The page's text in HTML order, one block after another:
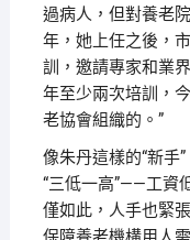
過病人，但對養老
年，她上任之後，
訓，邀請專家和業
年至少兩次培訓，
老協會組織的。”
像朱丹這樣的“新手
“三低一高”——工資
僅如此，人手也緊